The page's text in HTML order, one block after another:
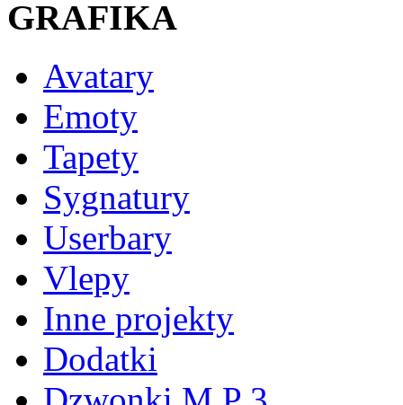
GRAFIKA
Avatary
Emoty
Tapety
Sygnatury
Userbary
Vlepy
Inne projekty
Dodatki